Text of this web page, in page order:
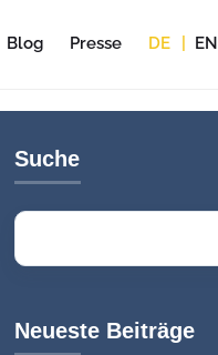
Blog Presse DE EN
Suche
Suchen
Neueste Beiträge